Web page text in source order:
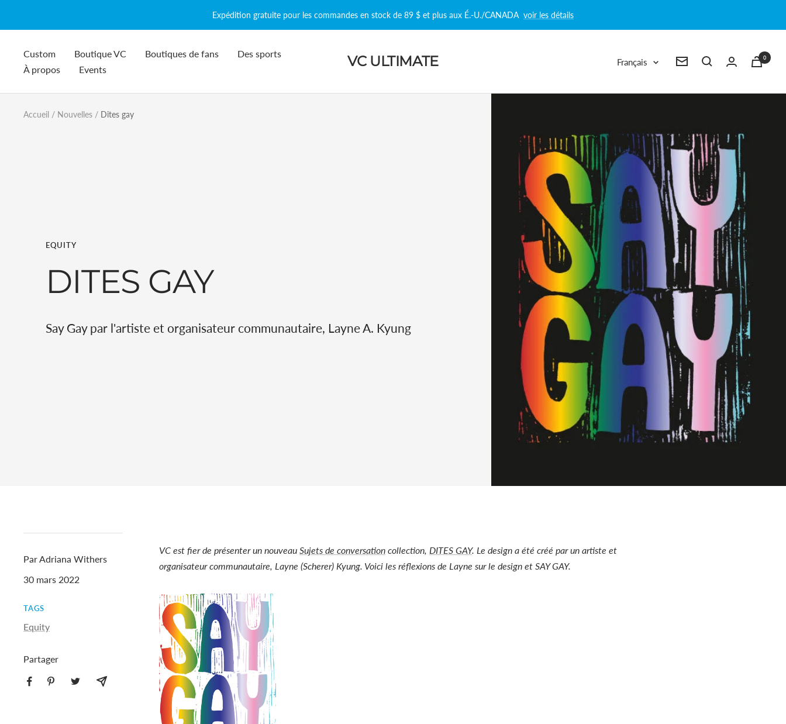
Expédition gratuite pour les commandes en stock de 89 $ et plus aux É.-U./CANADA voir les détails
Custom Boutique VC Boutiques de fans
Des sports
À propos
Events VC ULTIMATE Langue
Français Newsletter
0
Accueil Nouvelles Dites gay
EQUITY
DITES GAY
Say Gay par l'artiste et organisateur communautaire, Layne A. Kyung
Par Adriana Withers
30 mars 2022
TAGS
Equity
Partager
VC est fier de présenter un nouveau Sujets de conversation collection, DITES GAY. Le design a été créé par un artiste et
organisateur communautaire, Layne (Scherer) Kyung. Voici les réflexions de Layne sur le design et SAY GAY.